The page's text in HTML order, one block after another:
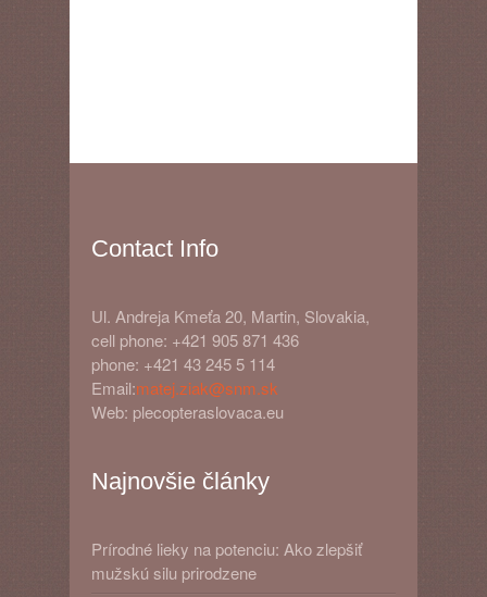
Contact Info
Ul. Andreja Kmeťa 20, Martin, Slovakia,
cell phone: +421 905 871 436
phone: +421 43 245 5 114
Email:matej.ziak@snm.sk
Web: plecopteraslovaca.eu
Najnovšie články
Prírodné lieky na potenciu: Ako zlepšiť
mužskú silu prirodzene